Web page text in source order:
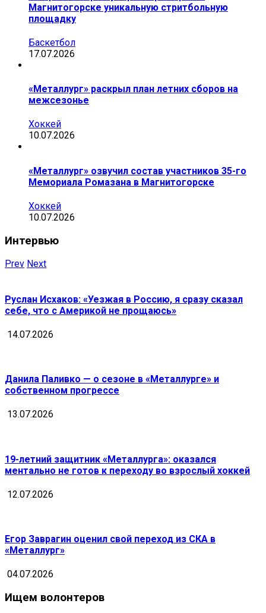
Магнитогорске уникальную стритбольную
площадку
Баскетбол
17.07.2026
«Металлург» раскрыл план летних сборов на
межсезонье
Хоккей
10.07.2026
«Металлург» озвучил состав участников 35-го
Мемориала Ромазана в Магнитогорске
Хоккей
10.07.2026
Интервью
Prev Next
Руслан Исхаков: «Уезжая в Россию, я сразу сказал
себе, что с Америкой не прощаюсь»
14.07.2026
Данила Паливко — о сезоне в «Металлурге» и
собственном прогрессе
13.07.2026
19-летний защитник «Металлурга»: оказался
ментально не готов к переходу во взрослый хоккей
12.07.2026
Егор Заврагин оценил свой переход из СКА в
«Металлург»
04.07.2026
Ищем волонтеров